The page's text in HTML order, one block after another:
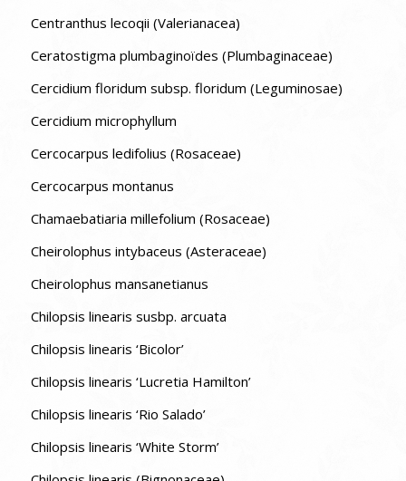
Centranthus lecoqii (Valerianacea)
Ceratostigma plumbaginoïdes (Plumbaginaceae)
Cercidium floridum subsp. floridum (Leguminosae)
Cercidium microphyllum
Cercocarpus ledifolius (Rosaceae)
Cercocarpus montanus
Chamaebatiaria millefolium (Rosaceae)
Cheirolophus intybaceus (Asteraceae)
Cheirolophus mansanetianus
Chilopsis linearis susbp. arcuata
Chilopsis linearis ‘Bicolor’
Chilopsis linearis ‘Lucretia Hamilton’
Chilopsis linearis ‘Rio Salado’
Chilopsis linearis ‘White Storm’